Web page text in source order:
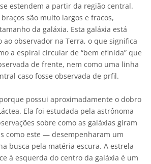
estendem a partir da região central.
braços são muito largos e fracos,
da galáxia. Esta galáxia está
ao observador na Terra, o que significa
a espiral circular de “bem efinida” que
de frente, nem como uma linha
caso fosse observada de prfil.
possui aproximadamente o dobro
Ela foi estudada pela astrônoma
sobre como as galáxias giram
como este — desempenharam um
busca pela matéria escura. A estrela
à esquerda do centro da galáxia é um